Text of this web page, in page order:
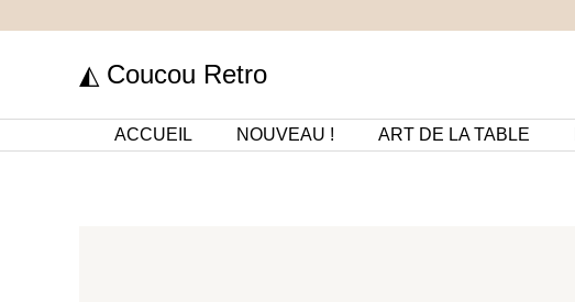
◭ Coucou Retro
ACCUEIL NOUVEAU ! ART DE LA TABLE